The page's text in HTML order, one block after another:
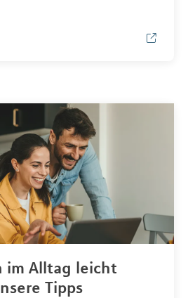
im Alltag leicht
Tipps